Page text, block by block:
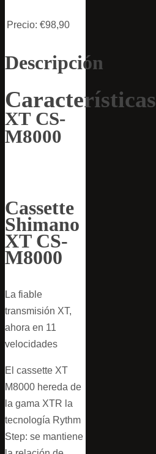
Precio: €98,90
Descripción
Características
XT CS-
M8000
Cassette
Shimano
XT CS-
M8000
La fiable
transmisión XT,
ahora en 11
velocidades
El cassette XT
M8000 hereda de
la gama XTR la
tecnología Rythm
Step: se mantiene